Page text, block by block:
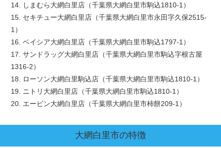
14. しまむら大網白里店（千葉県大網白里市駒込1810-1）
15. セキチュー大網白里店（千葉県大網白里市永田字久保2515-
1）
16. ベイシア大網白里店（千葉県大網白里市駒込1797-1）
17. サンドラッグ大網白里店（千葉県大網白里市駒込字根古屋
1316-2）
18. ローソン大網白里駒込店（千葉県大網白里市駒込1810-1）
19. ニトリ大網白里店（千葉県大網白里市駒込1810-1）
20. エービン大網白里店（千葉県大網白里市柿餅209-1）
大網白里市の特徴